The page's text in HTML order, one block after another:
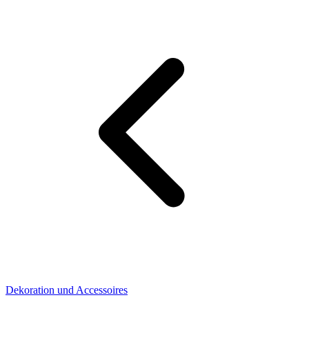
Dekoration und Accessoires